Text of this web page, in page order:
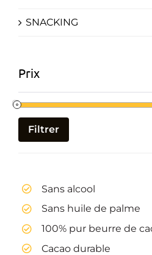
SNACKING
Prix
Prix
Prix
Filtrer
Sans alcool
Sans huile de palme
100% pur beurre de
Cacao durable